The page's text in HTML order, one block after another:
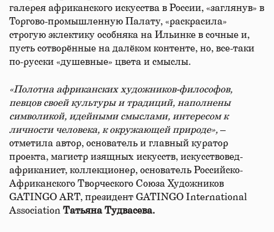
галерея африканского искусства в России, «заглянув» в
Торгово-промышленную Палату, «раскрасила»
строгую эклектику особняка на Ильинке в сочные и,
пусть сотворённые на далёком контенте, но, все-таки
по-русски «душевные» цвета и смыслы.
«Полотна африканских художников-философов,
певцов своей культуры и традиций, наполнены
символикой, идейными смыслами, интересом к
личности человека, к окружающей природе», –
отметила автор, основатель и главный куратор
проекта, магистр изящных искусств, искусствовед-
африканист, коллекционер, основатель Российско-
Африканского Творческого Союза Художников
GATINGO ART, президент GATINGO International
Association Татьяна Тудвасева.